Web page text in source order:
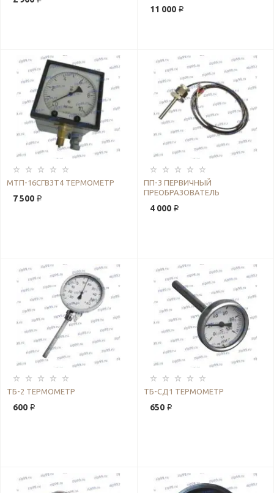
11 000 ₽
МТП-16СГВ3Т4 ТЕРМОМЕТР
7 500 ₽
ПП-3 ПЕРВИЧНЫЙ
ПРЕОБРАЗОВАТЕЛЬ
4 000 ₽
ТБ-2 ТЕРМОМЕТР
600 ₽
ТБ-СД1 ТЕРМОМЕТР
650 ₽